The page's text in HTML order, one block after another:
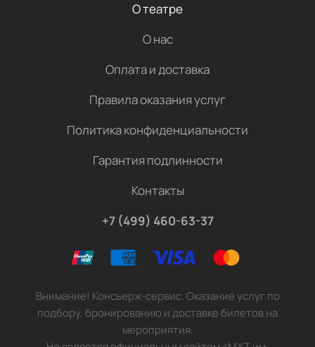
О театре
О нас
Оплата и доставка
Правила оказания услуг
Политика конфиденциальности
Гарантия подлинности
Контакты
+7 (499) 460-63-37
Внимание! Консьерж-сервис. Оказание услуг по
подбору, бронированию и доставке билетов на
мероприятия.